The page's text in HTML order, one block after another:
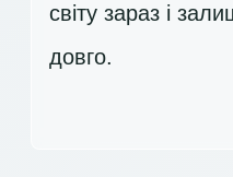
світу зараз і
довго.